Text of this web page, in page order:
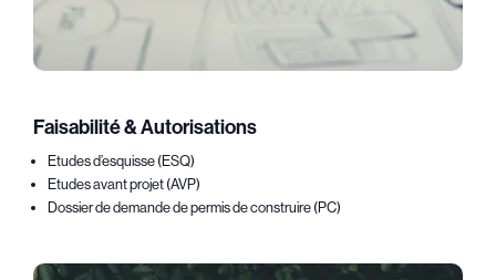
Faisabilité & Autorisations
Etudes d’esquisse (ESQ)
Etudes avant projet (AVP)
Dossier de demande de permis de construire (PC)